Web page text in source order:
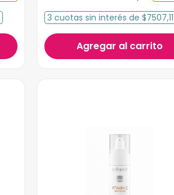
3 cuotas sin interés de $7507,11
Agregar al carrito